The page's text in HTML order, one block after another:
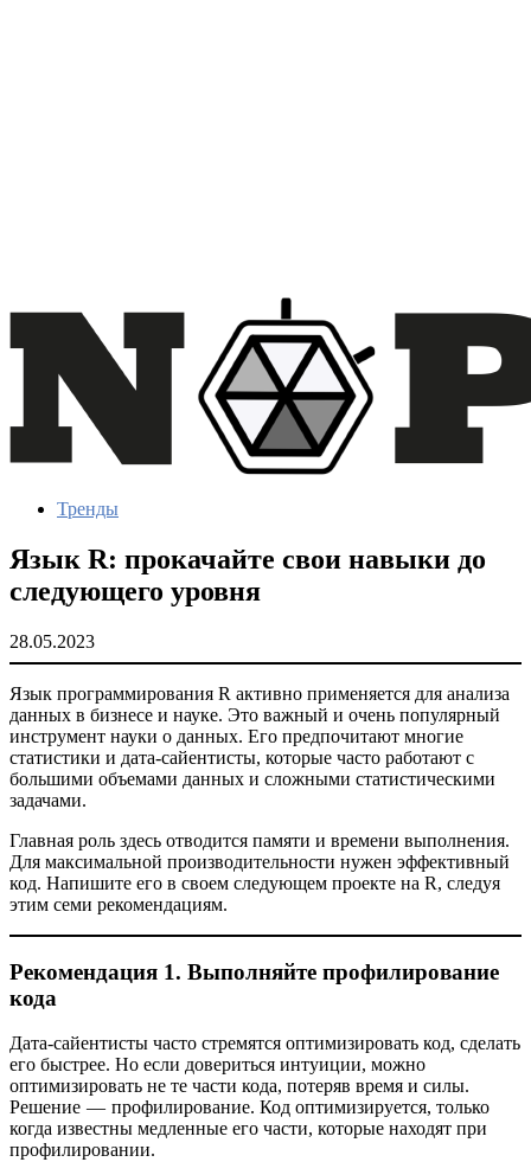
Тренды
Язык R: прокачайте свои навыки до
следующего уровня
28.05.2023
Язык программирования R активно применяется для анализа
данных в бизнесе и науке. Это важный и очень популярный
инструмент науки о данных. Его предпочитают многие
статистики и дата-сайентисты, которые часто работают с
большими объемами данных и сложными статистическими
задачами.
Главная роль здесь отводится памяти и времени выполнения.
Для максимальной производительности нужен эффективный
код. Напишите его в своем следующем проекте на R, следуя
этим семи рекомендациям.
Рекомендация 1. Выполняйте профилирование
кода
Дата-сайентисты часто стремятся оптимизировать код, сделать
его быстрее. Но если довериться интуиции, можно
оптимизировать не те части кода, потеряв время и силы.
Решение — профилирование. Код оптимизируется, только
когда известны медленные его части, которые находят при
профилировании.